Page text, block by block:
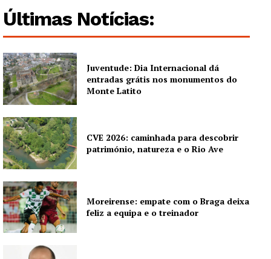
Últimas Notícias:
Juventude: Dia Internacional dá
entradas grátis nos monumentos do
Monte Latito
CVE 2026: caminhada para descobrir
património, natureza e o Rio Ave
Moreirense: empate com o Braga deixa
feliz a equipa e o treinador